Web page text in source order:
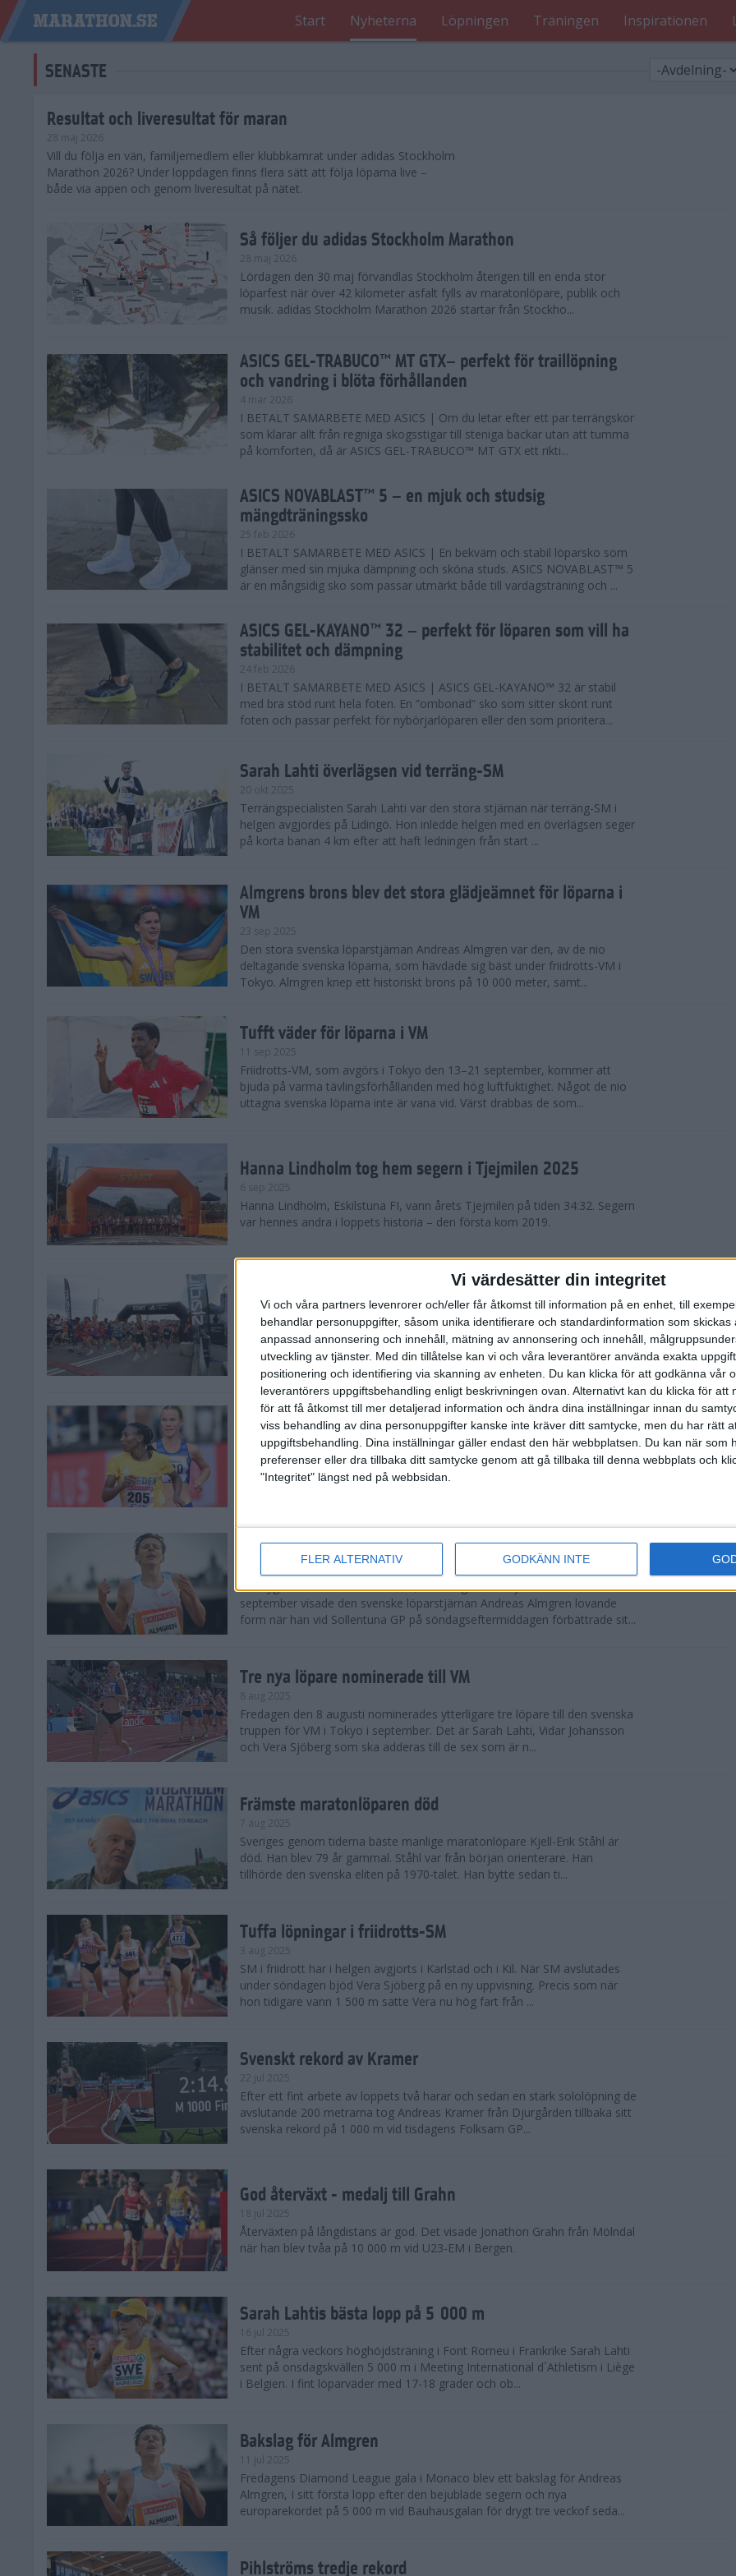
Vi värdesätter din integritet
Vi och våra partners levenrorer och/eller får åtkomst till information på en enhet, till
behandlar personuppgifter, såsom unika identifierare och standardinformation som skickas
anpassad annonsering och innehåll, mätning av annonsering och innehåll,
utveckling av tjänster. Med din tillåtelse kan vi och våra leverantörer använda exakta
positionering och identifiering via skanning av enheten. Du kan klicka för att godkänna vår
leverantörers uppgiftsbehandling enligt beskrivningen ovan. Alternativt kan du klicka för att
för att få åtkomst till mer detaljerad information och ändra dina inställningar innan du
viss behandling av dina personuppgifter kanske inte kräver ditt samtycke, men du har rätt
uppgiftsbehandling. Dina inställningar gäller endast den här webbplatsen. Du kan när som
preferenser eller dra tillbaka ditt samtycke genom att gå tillbaka till denna webbplats och
"Integritet" längst ned på webbsidan.
FLER ALTERNATIV GODKÄNN INTE
Start Nyheterna Löpningen Träningen Inspirationen
SENASTE
Resultat och liveresultat för maran
28 maj 2026
​Vill du följa en vän, familjemedlem eller klubbkamrat under adidas Stockholm
Marathon 2026? Under loppdagen finns flera sätt att följa löparna live –
både via appen och genom liveresultat på nätet.
Så följer du adidas Stockholm Marathon
28 maj 2026
Lördagen den 30 maj förvandlas Stockholm återigen till en enda stor
löparfest när över 42 kilometer asfalt fylls av maratonlöpare, publik och
musik. adidas Stockholm Marathon 2026 startar från Stockho...
ASICS GEL-TRABUCO™ MT GTX– perfekt för traillöpning
och vandring i blöta förhållanden
4 mar 2026
I BETALT SAMARBETE MED ASICS | Om du letar efter ett par terrängskor
som klarar allt från regniga skogsstigar till steniga backar utan att tumma
på komforten, då är ASICS GEL-TRABUCO™ MT GTX ett rikti...
ASICS NOVABLAST™ 5 – en mjuk och studsig
mängdträningssko
25 feb 2026
I BETALT SAMARBETE MED ASICS | En bekväm och stabil löparsko som
glänser med sin mjuka dämpning och sköna studs. ASICS NOVABLAST™ 5
är en mångsidig sko som passar utmärkt både till vardagsträning och ...
ASICS GEL-KAYANO™ 32 – perfekt för löparen som vill ha
stabilitet och dämpning
24 feb 2026
I BETALT SAMARBETE MED ASICS | ASICS GEL-KAYANO™ 32 är stabil
med bra stöd runt hela foten. En ”ombonad” sko som sitter skönt runt
foten och passar perfekt för nybörjarlöparen eller den som prioritera...
Sarah Lahti överlägsen vid terräng-SM
20 okt 2025
Terrängspecialisten Sarah Lahti var den stora stjärnan när terräng-SM i
helgen avgjordes på Lidingö. Hon inledde helgen med en överlägsen seger
på korta banan 4 km efter att haft ledningen från start ...
Almgrens brons blev det stora glädjeämnet för löparna i
VM
23 sep 2025
Den stora svenska löparstjärnan Andreas Almgren var den, av de nio
deltagande svenska löparna, som hävdade sig bäst under friidrotts-VM i
Tokyo. Almgren knep ett historiskt brons på 10 000 meter, samt...
Tufft väder för löparna i VM
11 sep 2025
Friidrotts-VM, som avgörs i Tokyo den 13–21 september, kommer att
bjuda på varma tävlingsförhållanden med hög luftfuktighet. Något de nio
uttagna svenska löparna inte är vana vid. Värst drabbas de som...
Hanna Lindholm tog hem segern i Tjejmilen 2025
6 sep 2025
Hanna Lindholm, Eskilstuna FI, vann årets Tjejmilen på tiden 34:32. Segern
var hennes andra i loppets historia – den första kom 2019.
Snabbaste segertiden på 12 år i rekordstort adidas
Stockholm Halvmaraton
30 aug 2025
Ett slutsålt och rekordstort adidas Stockholm Halvmaraton avgjordes i
nästintill perfekt löparväder. 18 grader, mulet och väldigt lite vind. Totalt
var 19,866 löpare anmälda, varav 15,807 kom till sta...
Löparna viktiga när Sverige vann Finnkampen
26 aug 2025
Den hundrade upplagan av Finnkampen, världens äldsta och största
landskamp i friidrott, avgjordes inför fullsatta läktare på Stockholms
Svenskt rekord när Almgren testade VM-formen
En dryg månad före friidrotts-VM, som avgörs i Tokyo den 13-21
september visade den svenske löparstjärnan Andreas Almgren lovande
form när han vid Sollentuna GP på söndagseftermiddagen förbättrade sit...
Tre nya löpare nominerade till VM
8 aug 2025
Fredagen den 8 augusti nominerades ytterligare tre löpare till den svenska
truppen för VM i Tokyo i september. Det är Sarah Lahti, Vidar Johansson
och Vera Sjöberg som ska adderas till de sex som är n...
Främste maratonlöparen död
7 aug 2025
Sveriges genom tiderna bäste manlige maratonlöpare Kjell-Erik Ståhl är
död. Han blev 79 år gammal. Ståhl var från början orienterare. Han
tillhörde den svenska eliten på 1970-talet. Han bytte sedan ti...
Tuffa löpningar i friidrotts-SM
3 aug 2025
SM i friidrott har i helgen avgjorts i Karlstad och i Kil. När SM avslutades
under söndagen bjöd Vera Sjöberg på en ny uppvisning. Precis som när
hon tidigare vann 1 500 m satte Vera nu hög fart från ...
Svenskt rekord av Kramer
22 jul 2025
Efter ett fint arbete av loppets två harar och sedan en stark sololöpning de
avslutande 200 metrarna tog Andreas Kramer från Djurgården tillbaka sitt
svenska rekord på 1 000 m vid tisdagens Folksam GP...
God återväxt - medalj till Grahn
18 jul 2025
Återväxten på långdistans är god. Det visade Jonathon Grahn från Mölndal
när han blev tvåa på 10 000 m vid U23-EM i Bergen.
Sarah Lahtis bästa lopp på 5 000 m
16 jul 2025
Efter några veckors höghöjdsträning i Font Romeu i Frankrike Sarah Lahti
sent på onsdagskvällen 5 000 m i Meeting International d´Athletism i Liège
i Belgien. I fint löparväder med 17-18 grader och ob...
Bakslag för Almgren
11 jul 2025
Fredagens Diamond League gala i Monaco blev ett bakslag för Andreas
Almgren, I sitt första lopp efter den bejublade segern och nya
europarekordet på 5 000 m vid Bauhausgalan för drygt tre veckof seda...
Pihlströms tredje rekord